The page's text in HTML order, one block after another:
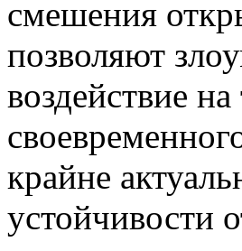
смешения
позволяют
воздействие
крайне
устойчивости